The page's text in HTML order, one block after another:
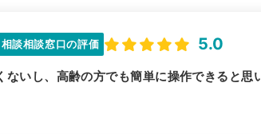
相談相談窓口の評価 5.0
ないし、高齢の方でも簡単に操作できると思